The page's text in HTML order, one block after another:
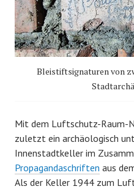
Bleistiftsignaturen von
Mit dem Luftschutz-Raum-
zuletzt ein archäologisch
Innenstadtkeller im
Propagandaschriften aus
Als der Keller 1944 zum